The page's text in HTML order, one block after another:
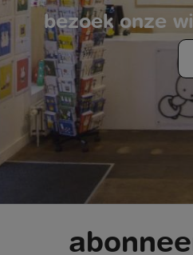
bezoek onze